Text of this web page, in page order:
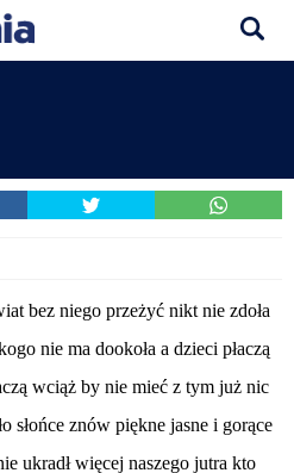
bez niego przeżyć nikt nie zdoła
nie ma dookoła a dzieci płaczą
wciąż by nie mieć z tym już nic
słońce znów piękne jasne i gorące
ukradł więcej naszego jutra kto